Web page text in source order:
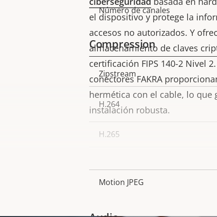
el dispositivo y protege la
accesos no autorizados. Y
almacenamiento de claves
certificación FIPS 140-2 Nivel
conectores FAKRA
hermética con el cable, lo que
instalación robusta.
de
propiedad
la
propiedad
Número de canales
Compression
Descripción
de
propiedad
Valor de
la
Zipstream
H.264
H.265
Motion JPEG